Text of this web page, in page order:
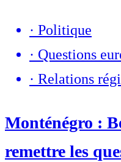
· Politique
· Questions
· Relations
Monténégro :
remettre les